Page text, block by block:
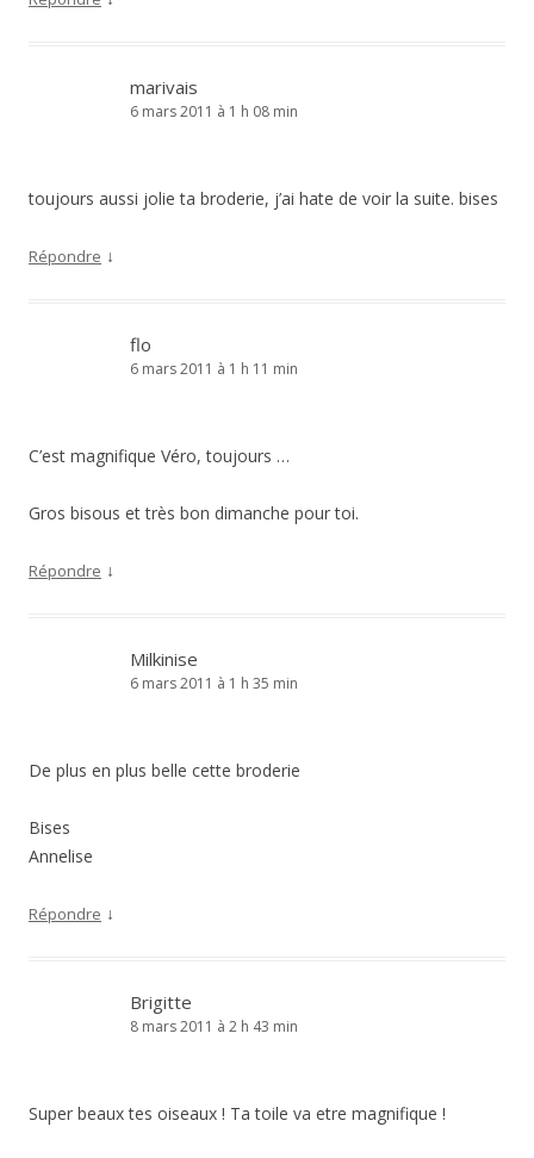
marivais
6 mars 2011 à 1 h 08 min
toujours aussi jolie ta broderie, j’ai hate de voir la suite. bises
Répondre ↓
flo
6 mars 2011 à 1 h 11 min
C’est magnifique Véro, toujours …
Gros bisous et très bon dimanche pour toi.
Répondre ↓
Milkinise
6 mars 2011 à 1 h 35 min
De plus en plus belle cette broderie
Bises
Annelise
Répondre ↓
Brigitte
8 mars 2011 à 2 h 43 min
Super beaux tes oiseaux ! Ta toile va etre magnifique !